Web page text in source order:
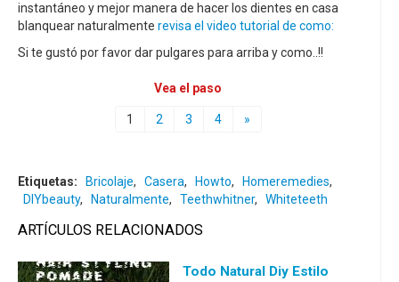
instantáneo y mejor manera de hacer los dientes en casa
blanquear naturalmente revisa el video tutorial de como:
Si te gustó por favor dar pulgares para arriba y como..!!
Vea el paso
1 2 3 4 »
Etiquetas: Bricolaje, Casera, Howto, Homeremedies,
DIYbeauty, Naturalmente, Teethwhitner, Whiteteeth
ARTÍCULOS RELACIONADOS
Todo Natural Diy Estilo